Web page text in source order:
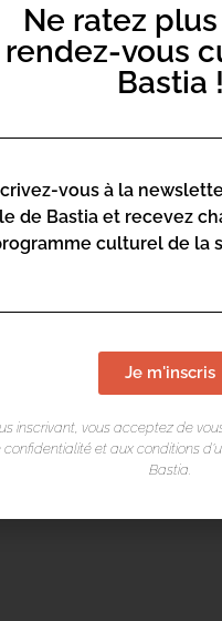
Mentions légales/
Ne ratez
rendez-vous
Bastia !
vous à la
de Bastia et recevez
culturel de la
Je m'inscris
inscrivant, vous acceptez de
confidentialité et aux conditions
Bastia.